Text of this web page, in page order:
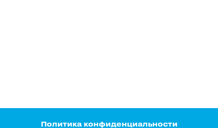
Политика конфиденциальности